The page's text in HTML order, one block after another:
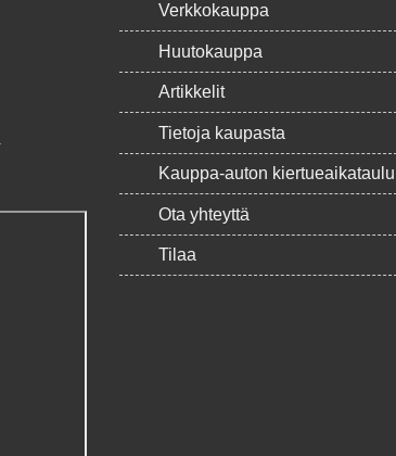
Verkkokauppa
Huutokauppa
Artikkelit
Tietoja kaupasta
Kauppa-auton kiertueaikataulu
Ota yhteyttä
Tilaa